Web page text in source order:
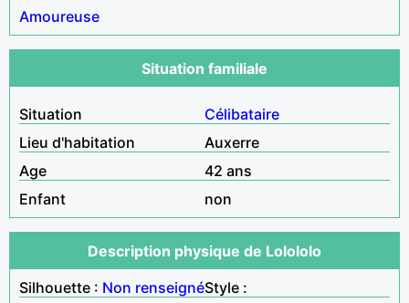
Amoureuse
Situation familiale
Situation
Célibataire
Lieu d'habitation
Auxerre
Age
42 ans
Enfant
non
Description physique de Lolololo
Silhouette : Non renseignéStyle :